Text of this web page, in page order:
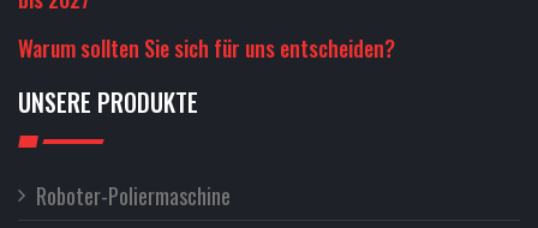
Warum sollten Sie sich für uns entscheiden?
UNSERE PRODUKTE
Roboter-Poliermaschine